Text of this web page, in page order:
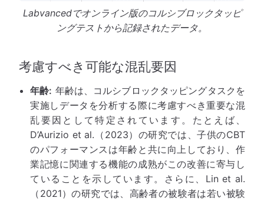
Labvancedでオンライン版のコルシブロックタッピ
ングテストから記録されたデータ。
考慮すべき可能な混乱要因
年齢: 年齢は、コルシブロックタッピングタスクを
実施しデータを分析する際に考慮すべき重要な混
乱要因として特定されています。たとえば、
D’Aurizio et al.（2023）の研究では、子供のCBT
のパフォーマンスは年齢と共に向上しており、作
業記憶に関連する機能の成熟がこの改善に寄与し
ていることを示しています。さらに、Lin et al.
（2021）の研究では、高齢者の被験者は若い被験